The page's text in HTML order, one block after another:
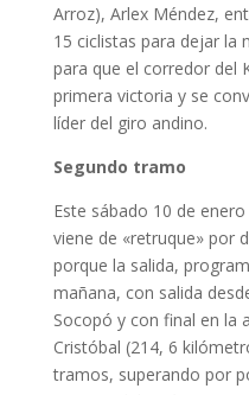
Arroz), Arlex Méndez,
15 ciclistas para dejar la
para que el corredor del
primera victoria y se
líder del giro andino.
Segundo tramo
Este sábado 10 de
viene de «retruque» por
porque la salida,
mañana, con salida
Socopó y con final en la
Cristóbal (214, 6
tramos, superando por